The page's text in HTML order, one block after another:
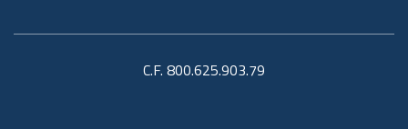
C.F. 800.625.903.79